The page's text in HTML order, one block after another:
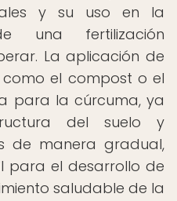
y su uso en la
una fertilización
La aplicación de
como el compost o el
para la cúrcuma, ya
del suelo y
de manera gradual,
para el desarrollo de
saludable de la